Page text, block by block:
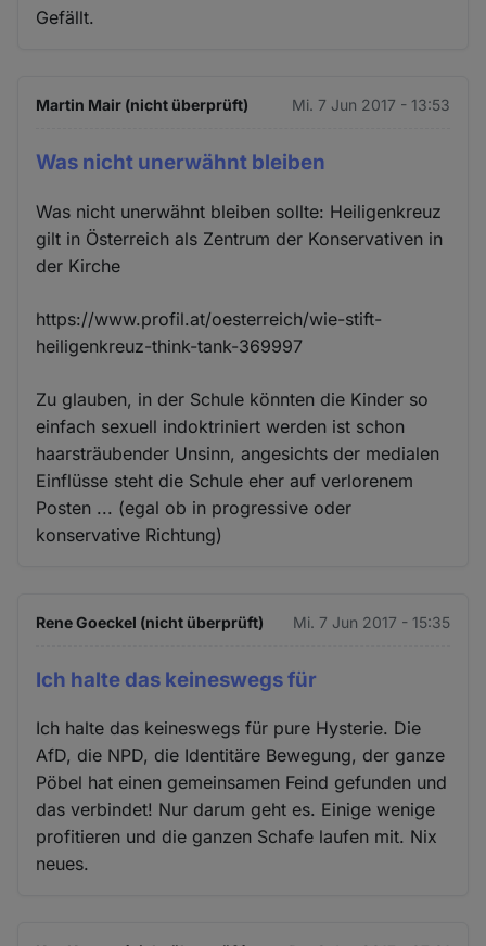
Gefällt.
Martin Mair (nicht überprüft) Mi. 7 Jun 2017 - 13:53
Was nicht unerwähnt bleiben
Was nicht unerwähnt bleiben sollte: Heiligenkreuz
gilt in Österreich als Zentrum der Konservativen in
der Kirche
https://www.profil.at/oesterreich/wie-stift-
heiligenkreuz-think-tank-369997
Zu glauben, in der Schule könnten die Kinder so
einfach sexuell indoktriniert werden ist schon
haarsträubender Unsinn, angesichts der medialen
Einflüsse steht die Schule eher auf verlorenem
Posten ... (egal ob in progressive oder
konservative Richtung)
Rene Goeckel (nicht überprüft) Mi. 7 Jun 2017 - 15:35
Ich halte das keineswegs für
Ich halte das keineswegs für pure Hysterie. Die
AfD, die NPD, die Identitäre Bewegung, der ganze
Pöbel hat einen gemeinsamen Feind gefunden und
das verbindet! Nur darum geht es. Einige wenige
profitieren und die ganzen Schafe laufen mit. Nix
neues.